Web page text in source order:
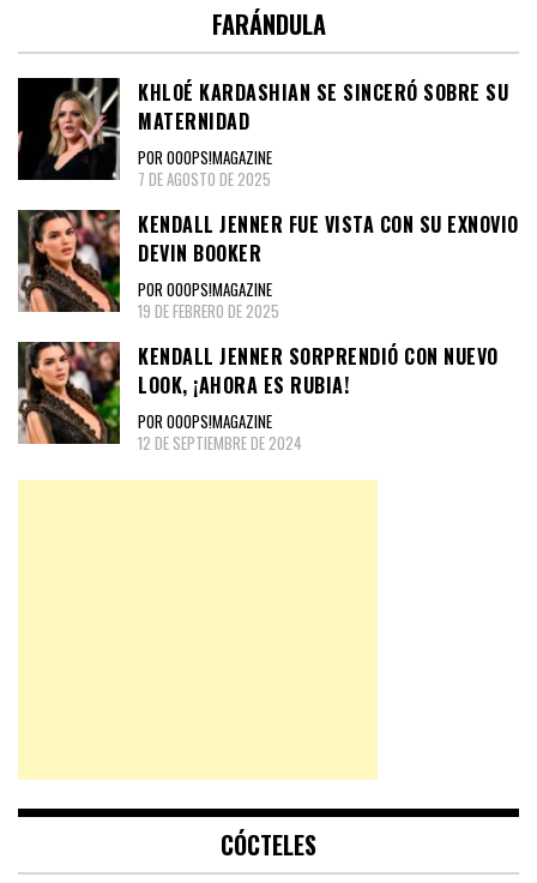
FARÁNDULA
KHLOÉ KARDASHIAN SE SINCERÓ SOBRE SU
MATERNIDAD
POR OOOPS!MAGAZINE
7 DE AGOSTO DE 2025
KENDALL JENNER FUE VISTA CON SU EXNOVIO
DEVIN BOOKER
POR OOOPS!MAGAZINE
19 DE FEBRERO DE 2025
KENDALL JENNER SORPRENDIÓ CON NUEVO
LOOK, ¡AHORA ES RUBIA!
POR OOOPS!MAGAZINE
12 DE SEPTIEMBRE DE 2024
CÓCTELES